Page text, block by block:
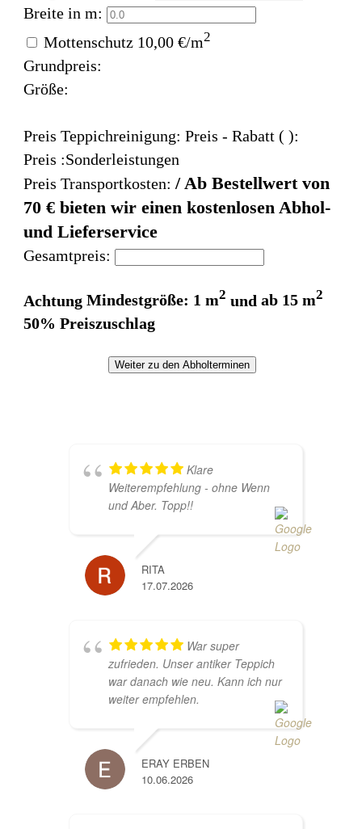
Breite in m:
Mottenschutz 10,00 €/m2
Grundpreis:
Größe:
Preis Teppichreinigung: Preis - Rabatt ( ):
Preis :Sonderleistungen
Preis Transportkosten: / Ab Bestellwert von
70 € bieten wir einen kostenlosen Abhol-
und Lieferservice
Gesamtpreis:
Achtung Mindestgröße: 1 m2 und ab 15 m2
50% Preiszuschlag
Weiter zu den Abholterminen
Klare
Weiterempfehlung - ohne Wenn
und Aber. Topp!!
RITA
17.07.2026
War super
zufrieden. Unser antiker Teppich
war danach wie neu. Kann ich nur
weiter empfehlen.
ERAY ERBEN
10.06.2026